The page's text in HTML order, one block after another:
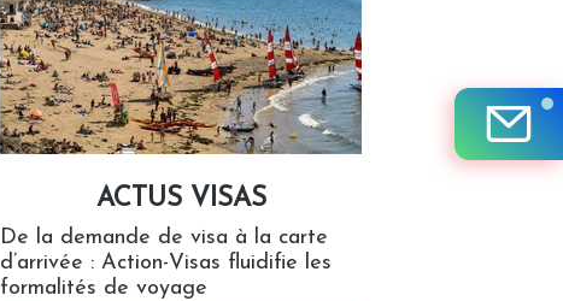
ACTUS VISAS
De la demande de visa à la carte
d’arrivée : Action-Visas fluidifie les
formalités de voyage